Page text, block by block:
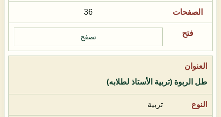
36
تصفح
طل الربوة (تربية الأستاذ لطلابه)
تربية